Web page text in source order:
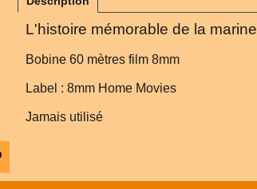
L'histoire mémorable de la marine
Bobine 60 mètres film 8mm
Label : 8mm Home Movies
Jamais utilisé